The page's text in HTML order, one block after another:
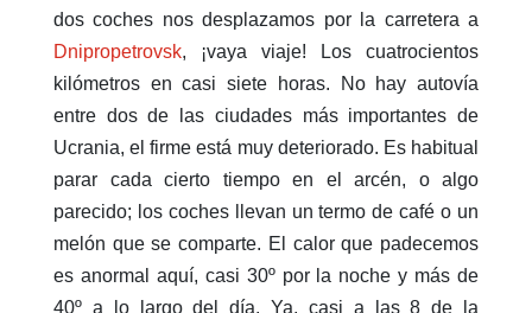
dos coches nos desplazamos por la carretera a
Dnipropetrovsk, ¡vaya viaje! Los cuatrocientos
kilómetros en casi siete horas. No hay autovía
entre dos de las ciudades más importantes de
Ucrania, el firme está muy deteriorado. Es habitual
parar cada cierto tiempo en el arcén, o algo
parecido; los coches llevan un termo de café o un
melón que se comparte. El calor que padecemos
es anormal aquí, casi 30º por la noche y más de
40º a lo largo del día. Ya, casi a las 8 de la